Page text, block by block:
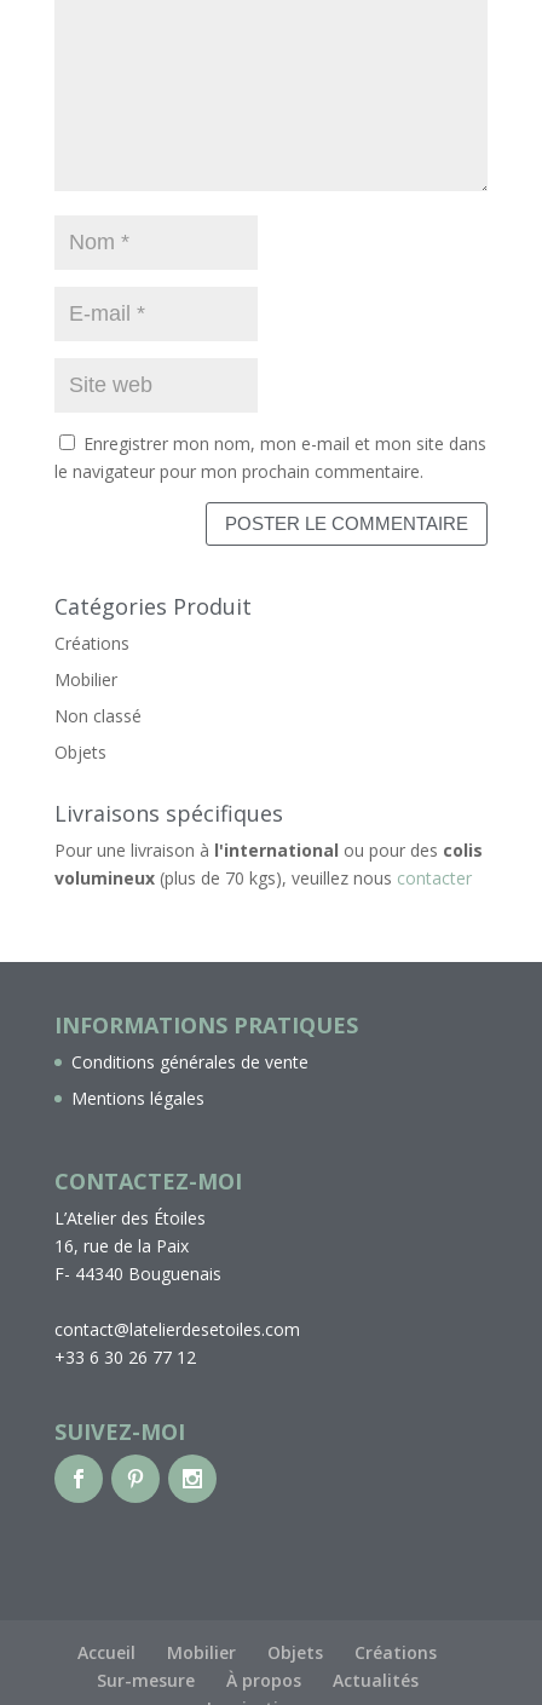
Enregistrer mon nom, mon e-mail et mon site dans
le navigateur pour mon prochain commentaire.
Catégories Produit
Créations
Mobilier
Non classé
Objets
Livraisons spécifiques
Pour une livraison à l'international ou pour des colis
volumineux(plus de 70 kgs), veuillez nous contacter
INFORMATIONS PRATIQUES
Conditions générales de vente
Mentions légales
CONTACTEZ-MOI
L’Atelier des Étoiles
16, rue de la Paix
F- 44340 Bouguenais
contact@latelierdesetoiles.com
+33 6 30 26 77 12
SUIVEZ-MOI
Accueil Mobilier Objets
Créations
Sur-mesure
À propos
Actualités